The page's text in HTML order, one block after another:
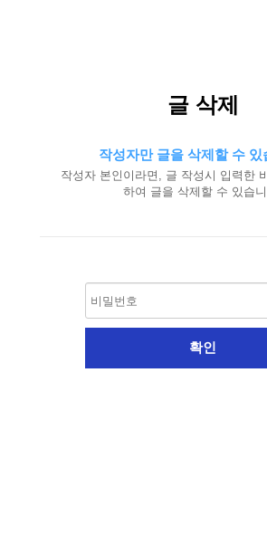
글 삭제
작성자만 글을 삭제할 수 있
작성자 본인이라면, 글 작성시 입력한
하여 글을 삭제할 수 있습